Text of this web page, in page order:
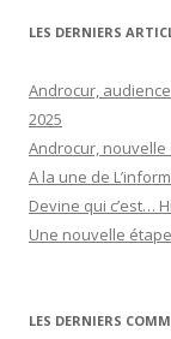
LES DERNIERS
Androcur,
2025
Androcur,
A la une de
Devine qui c’est…
Une nouvelle
LES DERNIERS